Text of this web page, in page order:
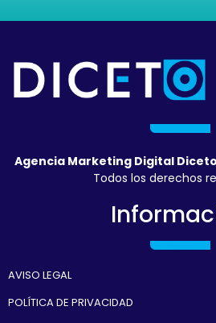
Agencia Marketing Digital Diceto
Todos los derechos
AVISO LEGAL
POLÍTICA DE PRIVACIDAD